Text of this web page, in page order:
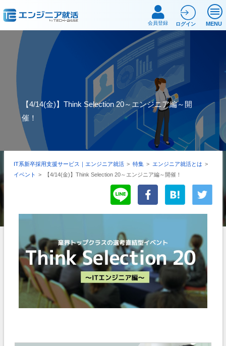
MENU
会員登録 ログイン
【4/14(金)】Think Selection 20～エンジニア編～開
催！
IT系新卒採用支援サービス｜エンジニア就活 > 特集 > エンジニア就活とは >
イベント
> 【4/14(金)】Think Selection 20～エンジニア編～開催！